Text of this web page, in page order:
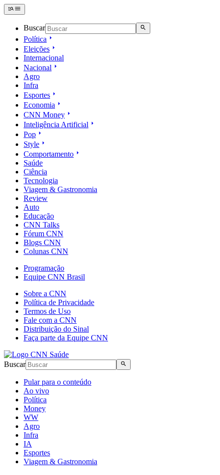
Buscar
Política
Eleições
Internacional
Nacional
Agro
Infra
Esportes
Economia
CNN Money
Inteligência Artificial
Pop
Style
Comportamento
Saúde
Ciência
Tecnologia
Viagem & Gastronomia
Review
Auto
Educação
CNN Talks
Fórum CNN
Blogs CNN
Colunas CNN
Programação
Equipe CNN Brasil
Sobre a CNN
Política de Privacidade
Termos de Uso
Fale com a CNN
Distribuição do Sinal
Faça parte da Equipe CNN
Buscar
Pular para o conteúdo
Ao vivo
Política
Money
WW
Agro
Infra
IA
Esportes
Viagem & Gastronomia